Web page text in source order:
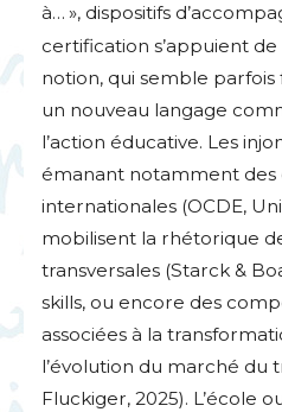
à… », dispositifs
certification s’appuient
notion, qui semble
un nouveau langage
l’action éducative. Les
émanant notamment des
internationales (OCDE,
mobilisent la rhétorique
transversales (Starck &
skills, ou encore des
associées à la
l’évolution du marché du
Fluckiger, 2025). L’école